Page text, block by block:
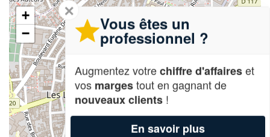
+
−
✕
Vous êtes un
professionnel ?
Augmentez votrechiffre d'affaireset
vos margestout en gagnant de
nouveaux clients !
En savoir plus